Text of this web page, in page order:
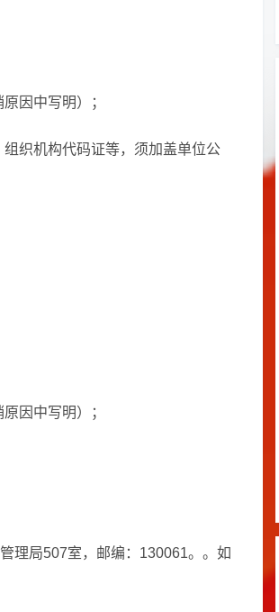
因中写明）；
织机构代码证等，须加盖单位公
因中写明）；
理局507室，邮编：130061。。如